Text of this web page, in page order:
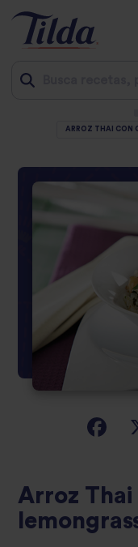
content
ARROZ THAI CON
Arroz Thai